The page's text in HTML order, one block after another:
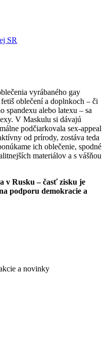
SR
vyrábaného gay
oblečení a doplnkoch – či
spandexu alebo latexu – sa
V Maskulu si dávajú
podčiarkovala sex-appeal
od prírody, zostáva teda
ich oblečenie, spodné
materiálov a s vášňou
v Rusku – časť zisku je
podporu demokracie a
a novinky